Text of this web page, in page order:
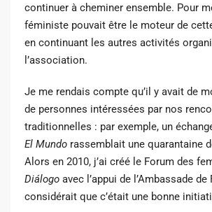
continuer à cheminer ensemble. Pour
féministe pouvait être le moteur de
en continuant les autres activités
l’association.
Je me rendais compte qu’il y avait de
de personnes intéressées par nos
traditionnelles : par exemple, un
El Mundo rassemblait une quarantaine
Alors en 2010, j’ai créé le Forum des
Diálogo avec l’appui de l’Ambassade de
considérait que c’était une bonne